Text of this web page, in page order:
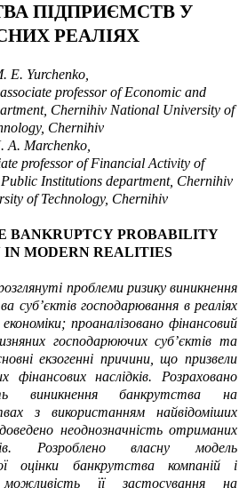
ПІДПРИЄМСТВ У
РЕАЛІЯХ
E. Yurchenko,
professor of Economic and
Chernihiv National University of
Chernihiv
A. Marchenko,
professor of Financial Activity of
Institutions department, Chernihiv
of Technology, Chernihiv
BANKRUPTCYPROBABILITY
IN MODERN REALITIES
проблеми ризику виникнення
суб’єктів господарювання в реаліях
економіки; проаналізовано фінансовий
господарюючих суб’єктів та
екзогенні причини, що призвели
фінансових наслідків. Розраховано
виникнення банкрутства на
з використанням найвідоміших
неоднозначність отриманих
Розроблено власну модель
оцінки банкрутства компаній і
можливість її застосування на